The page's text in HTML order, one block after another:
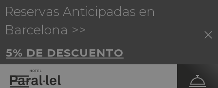
Reservas Anticipadas en
Barcelona >>
5% DE DESCUENTO